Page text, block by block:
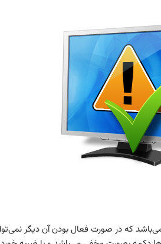
می‌باشد که در صورت فعال بودن آن دیگر